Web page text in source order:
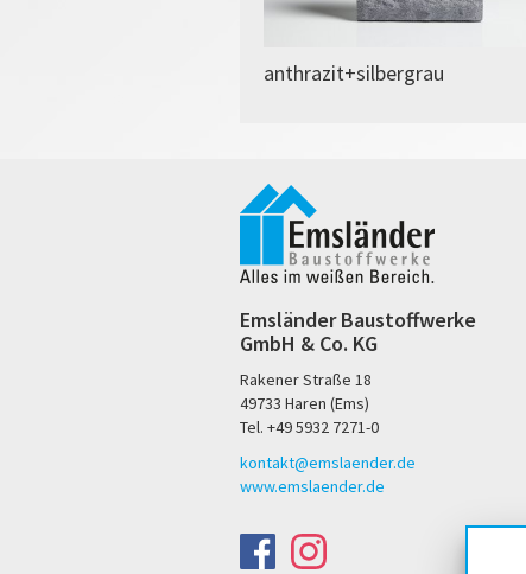
anthrazit+silbergrau
Emsländer Baustoffwerke
GmbH & Co. KG
Rakener Straße 18
49733 Haren (Ems)
Tel. +49 5932 7271-0
kontakt@emslaender.de
www.emslaender.de